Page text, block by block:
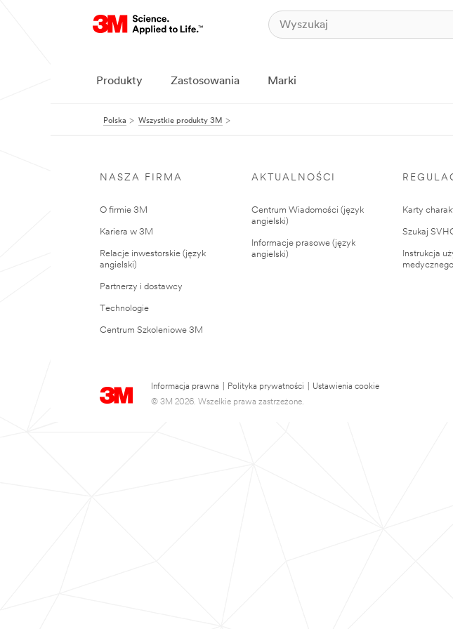
Produkty Zastosowania Marki
Polska Wszystkie produkty 3M
NASZA FIRMA
O firmie 3M
Kariera w 3M
Relacje inwestorskie (język
angielski)
Partnerzy i dostawcy
Technologie
Centrum Szkoleniowe 3M
AKTUALNOŚCI
Centrum Wiadomości (język
angielski)
Informacje prasowe (język
angielski)
Karty
Szukaj
Instrukcja
medycznego
Informacja prawna Polityka prywatności
Ustawienia cookie
© 3M 2026. Wszelkie prawa zastrzeżone.